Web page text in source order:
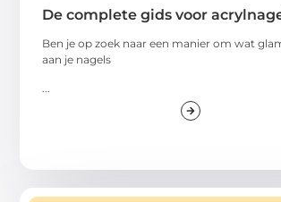
De complete gids voor
Ben je op zoek naar een manier om wat
aan je nagels
...